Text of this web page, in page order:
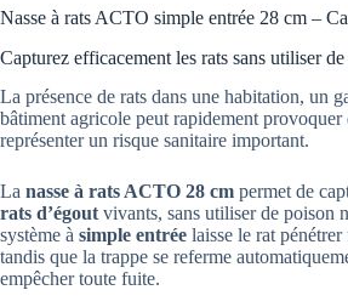
Nasse à rats ACTO simple entrée 28 cm –
Capturez efficacement les rats sans utiliser
La présence de rats dans une habitation, un
bâtiment agricole peut rapidement provoquer
représenter un risque sanitaire important.
La nasse à rats ACTO 28 cm permet de
rats d’égoutvivants, sans utiliser de poison
système à simple entrée laisse le rat
tandis que la trappe se referme
empêcher toute fuite.